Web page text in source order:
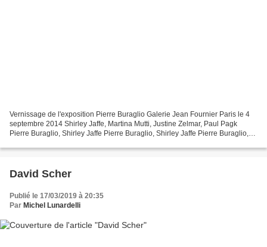
Vernissage de l'exposition Pierre Buraglio Galerie Jean Fournier Paris le 4
septembre 2014 Shirley Jaffe, Martina Mutti, Justine Zelmar, Paul Pagk
Pierre Buraglio, Shirley Jaffe Pierre Buraglio, Shirley Jaffe Pierre Buraglio,
David Scher
Publié le 17/03/2019 à 20:35
Par Michel Lunardelli